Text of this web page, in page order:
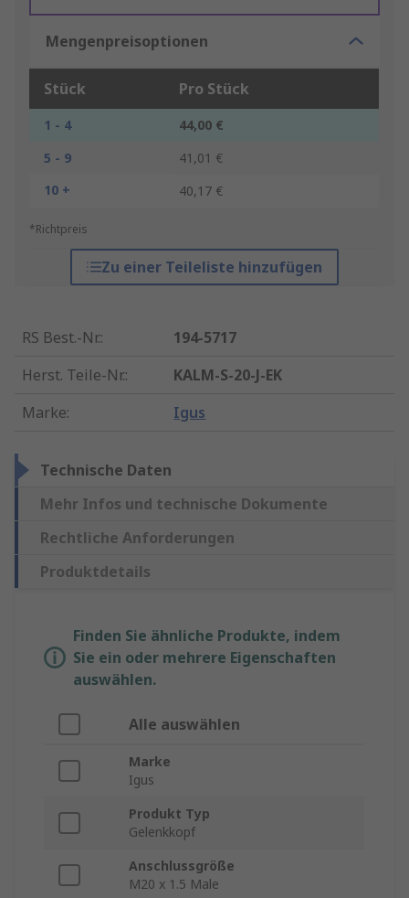
Mengenpreisoptionen
Stück Pro Stück
1 - 4
44,00 €
5 - 9
41,01 €
10 +
40,17 €
*Richtpreis
Zu einer Teileliste hinzufügen
RS Best.-Nr.:
194-5717
Herst. Teile-Nr.:
KALM-S-20-J-EK
Marke: Igus
Technische Daten
Mehr Infos und technische Dokumente
Rechtliche Anforderungen
Produktdetails
Finden Sie ähnliche Produkte, indem
Sie ein oder mehrere Eigenschaften
auswählen.
Alle auswählen
Marke
Igus
Produkt Typ
Gelenkkopf
Anschlussgröße
M20 x 1.5 Male